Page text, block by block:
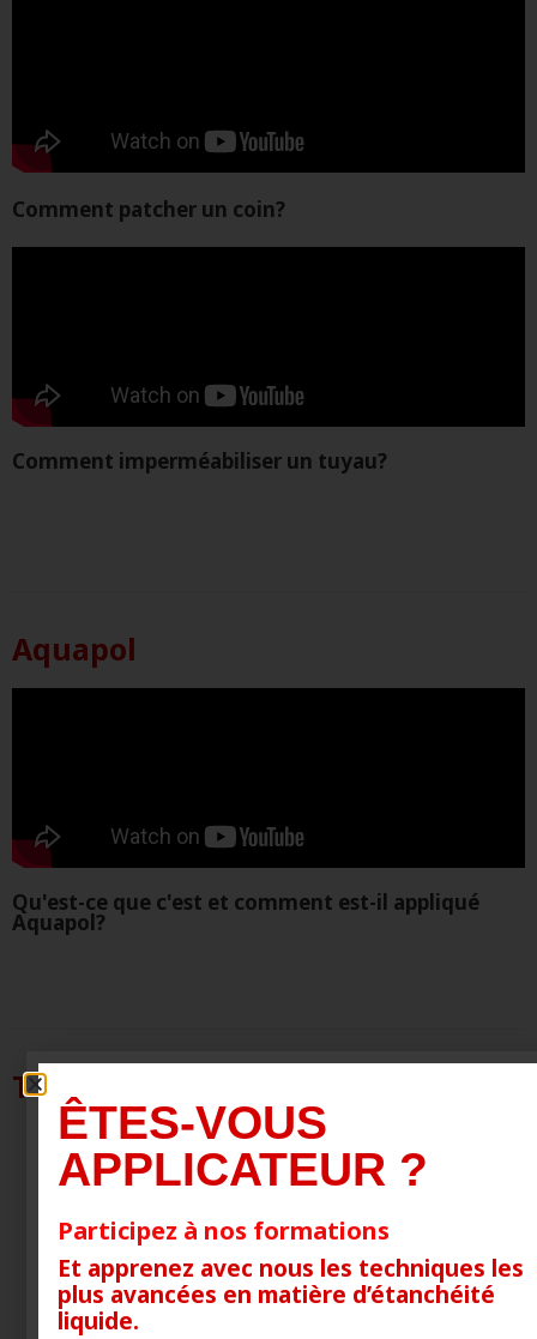
Comment patcher un coin?
Comment imperméabiliser un tuyau?
Aquapol
Qu'est-ce que c'est et comment est-il appliqué
Aquapol?
TIXAL
ÊTES-VOUS
APPLICATEUR ?
Participez à nos formations
Et apprenez avec nous les techniques les
plus avancées en matière d’étanchéité
liquide.